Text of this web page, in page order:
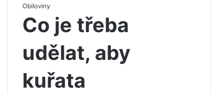
Obiloviny
Co je třeba
udělat, aby
kuřata